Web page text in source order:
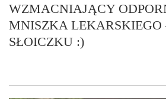
WZMACNIAJĄCY
MNISZKA LEKARSKIEGO
SŁOICZKU :)